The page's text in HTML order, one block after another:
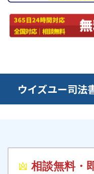
ウイズユー司法
相談無料・